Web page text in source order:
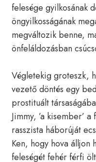
felesége gyilkosának
öngyilkosságának
megváltozik benne,
önfeláldozásban
Végletekig groteszk,
vezető döntés egy
prostituált
Jimmy, ’a kisember’
rasszista háborúját
Ken, hogy hova álljon
feleségét fehér férfi